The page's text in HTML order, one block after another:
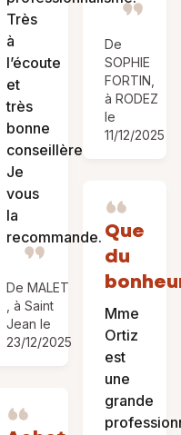
Très
à
l’écoute
et
très
bonne
conseillère
Je
vous
la
recommande.
De MALET
, à Saint
Jean le
23/12/2025
De
SOPHIE
FORTIN,
à RODEZ
le
11/12/2025
Que
du
Mme
Ortiz
est
une
grande